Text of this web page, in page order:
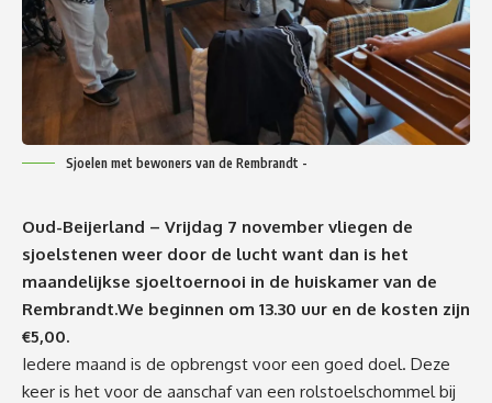
Sjoelen met bewoners van de Rembrandt -
Oud-Beijerland – Vrijdag 7 november vliegen de
sjoelstenen weer door de lucht want dan is het
maandelijkse sjoeltoernooi in de huiskamer van de
Rembrandt.We beginnen om 13.30 uur en de kosten zijn
€5,00.
Iedere maand is de opbrengst voor een goed doel. Deze
keer is het voor de aanschaf van een rolstoelschommel bij